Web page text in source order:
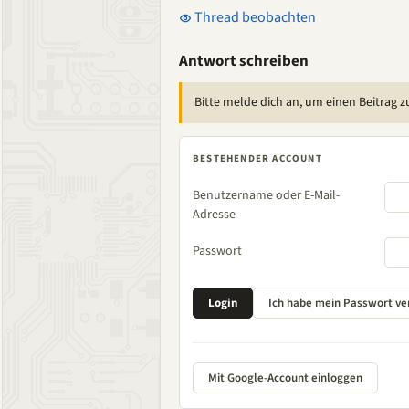
Thread beobachten
Antwort schreiben
Bitte melde dich an, um einen Beitrag
BESTEHENDER ACCOUNT
Benutzername oder E-Mail-
Adresse
Passwort
Mit Google-Account einloggen